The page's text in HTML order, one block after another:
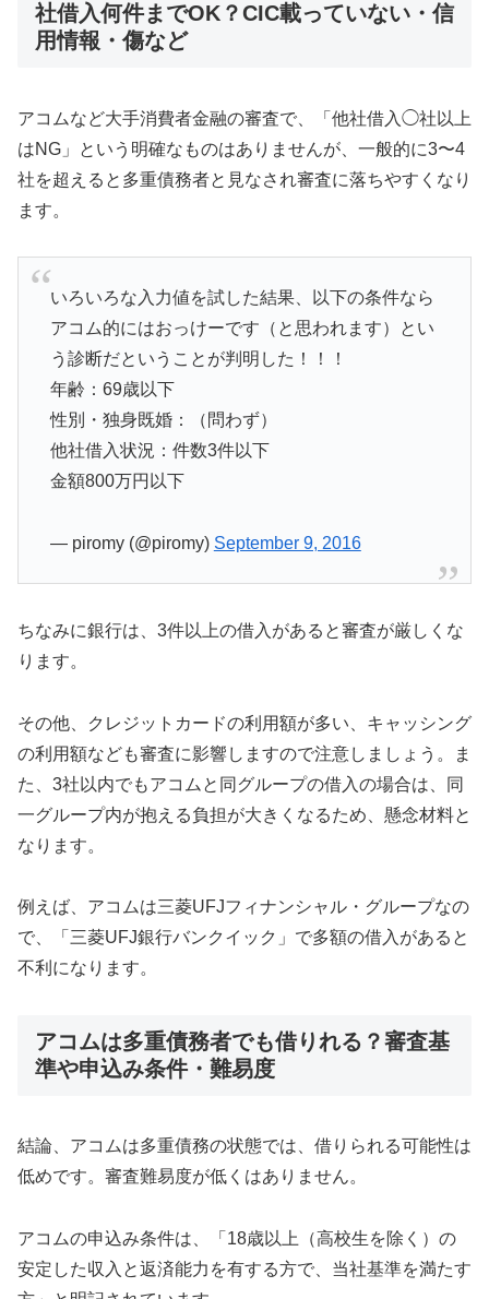
社借入何件までOK？CIC載っていない・信
用情報・傷など
アコムなど大手消費者金融の審査で、「他社借入◯社以上
はNG」という明確なものはありませんが、一般的に3〜4
社を超えると多重債務者と見なされ審査に落ちやすくなり
ます。
いろいろな入力値を試した結果、以下の条件なら
アコム的にはおっけーです（と思われます）とい
う診断だということが判明した！！！
年齢：69歳以下
性別・独身既婚：（問わず）
他社借入状況：件数3件以下
金額800万円以下
— piromy (@piromy) September 9, 2016
ちなみに銀行は、3件以上の借入があると審査が厳しくな
ります。
その他、クレジットカードの利用額が多い、キャッシング
の利用額なども審査に影響しますので注意しましょう。ま
た、3社以内でもアコムと同グループの借入の場合は、同
一グループ内が抱える負担が大きくなるため、懸念材料と
なります。
例えば、アコムは三菱UFJフィナンシャル・グループなの
で、「三菱UFJ銀行バンクイック」で多額の借入があると
不利になります。
アコムは多重債務者でも借りれる？審査基
準や申込み条件・難易度
結論、アコムは多重債務の状態では、借りられる可能性は
低めです。審査難易度が低くはありません。
アコムの申込み条件は、「18歳以上（高校生を除く）の
安定した収入と返済能力を有する方で、当社基準を満たす